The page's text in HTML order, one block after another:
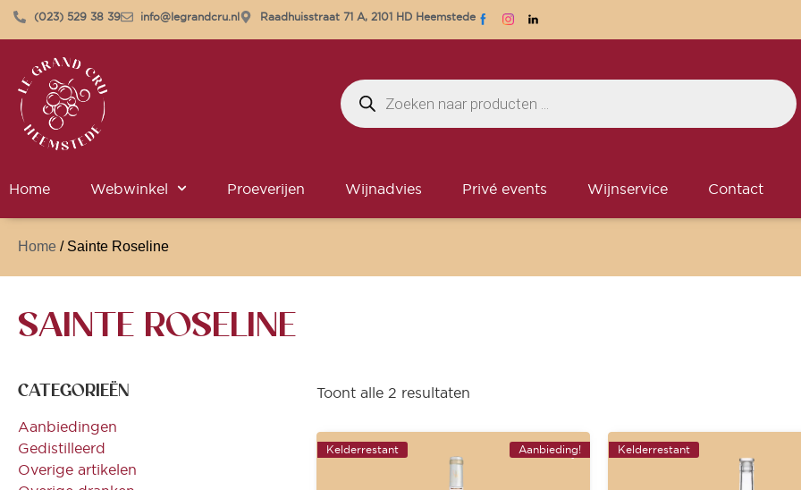
(023) 529 38 39 info@legrandcru.nl Raadhuisstraat 71 A, 2101 HD Heemstede
Home Webwinkel Proeverijen Wijnadvies Privé events Wijnservice Contact
Home / Sainte Roseline
SAINTE ROSELINE
CATEGORIEËN
Aanbiedingen
Gedistilleerd
Overige artikelen
Toont alle 2 resultaten
Aanbieding!
Kelderrestant Kelderrestant